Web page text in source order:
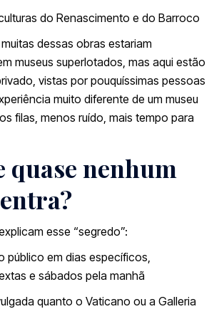
do Renascimento e do Barroco
dessas obras estariam
museus superlotados, mas aqui estão
vistas por pouquíssimas pessoas
muito diferente de um museu
filas, menos ruído, mais tempo para
quase nenhum
esse “segredo”:
público em dias específicos,
e sábados pela manhã
quanto o Vaticano ou a Galleria